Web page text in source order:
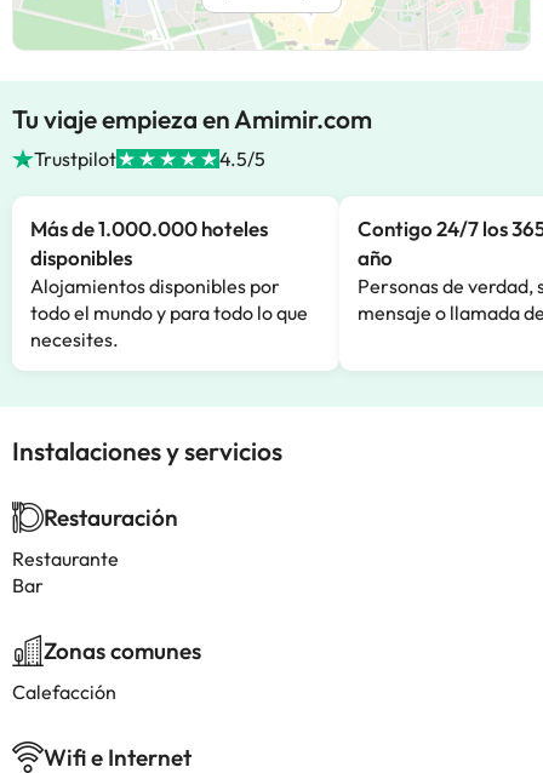
Tu viaje empieza en Amimir.com
Trustpilot 4.5/5
Más de 1.000.000 hoteles
disponibles
Alojamientos disponibles por
todo el mundo y para todo lo que
necesites.
Contigo 24/7 los
año
Personas de verdad,
mensaje o llamada
Instalaciones y servicios
Restauración
Restaurante
Bar
Zonas comunes
Calefacción
Wifi e Internet